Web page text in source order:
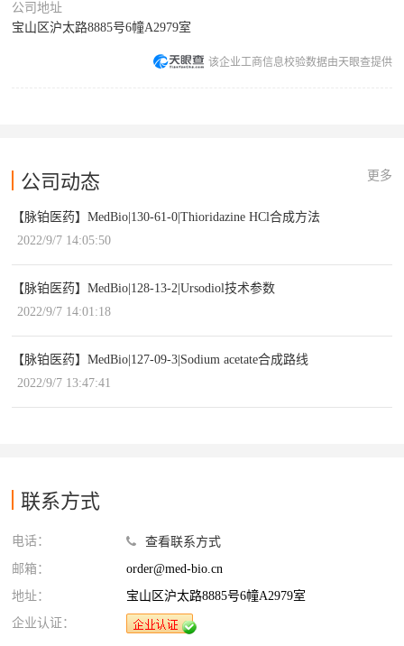
公司地址
宝山区沪太路8885号6幢A2979室
该企业工商信息校验数据由天眼查提供
公司动态 更多
【脉铂医药】MedBio|130-61-0|Thioridazine HCl合成方法
2022/9/7 14:05:50
【脉铂医药】MedBio|128-13-2|Ursodiol技术参数
2022/9/7 14:01:18
【脉铂医药】MedBio|127-09-3|Sodium acetate合成路线
2022/9/7 13:47:41
联系方式
电话：
查看联系方式
邮箱：
order@med-bio.cn
地址：
宝山区沪太路8885号6幢A2979室
企业认证：